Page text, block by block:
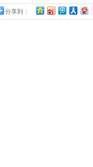
分享到：